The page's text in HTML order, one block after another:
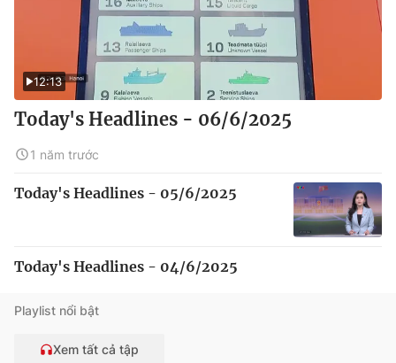
12:13
Today's Headlines - 06/6/2025
1 năm trước
Today's Headlines - 05/6/2025
Today's Headlines - 04/6/2025
Playlist nổi bật
Xem tất cả tập